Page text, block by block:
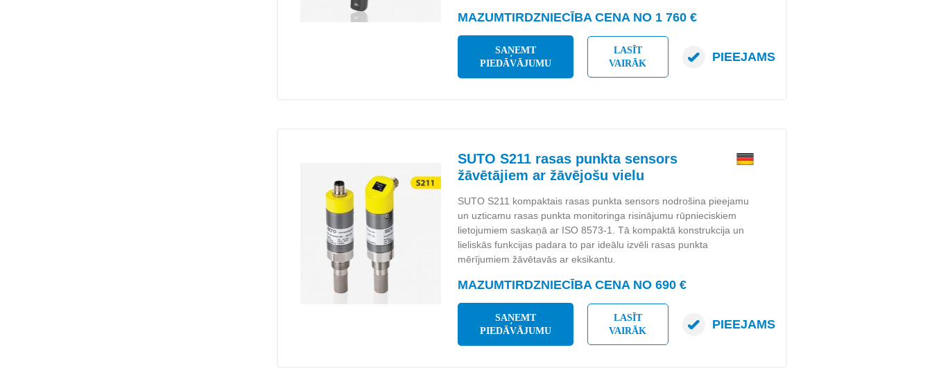
MAZUMTIRDZNIECĪBA CENA NO 1 760 €
SAŅEMT
PIEDĀVĀJUMU
LASĪT
VAIRĀK
PIEEJAMS
SUTO S211 rasas punkta sensors
žāvētājiem ar žāvējošu vielu
SUTO S211 kompaktais rasas punkta sensors nodrošina pieejamu
un uzticamu rasas punkta monitoringa risinājumu rūpnieciskiem
lietojumiem saskaņā ar ISO 8573-1. Tā kompaktā konstrukcija un
lieliskās funkcijas padara to par ideālu izvēli rasas punkta
mērījumiem žāvētavās ar eksikantu.
MAZUMTIRDZNIECĪBA CENA NO 690 €
SAŅEMT
PIEDĀVĀJUMU
LASĪT
VAIRĀK
PIEEJAMS